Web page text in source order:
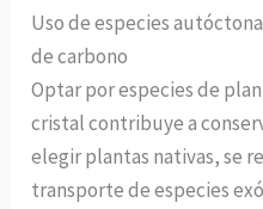
Uso de especies
de carbono
Optar por especies de
cristal contribuye a
elegir plantas nativas, se
transporte de especies